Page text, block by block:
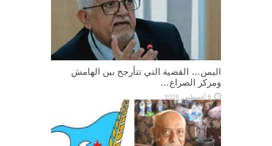
اليمن… القضية التي تتأرجح بين الهامش
ومركز الصراع…
6 أغسطس، 2026